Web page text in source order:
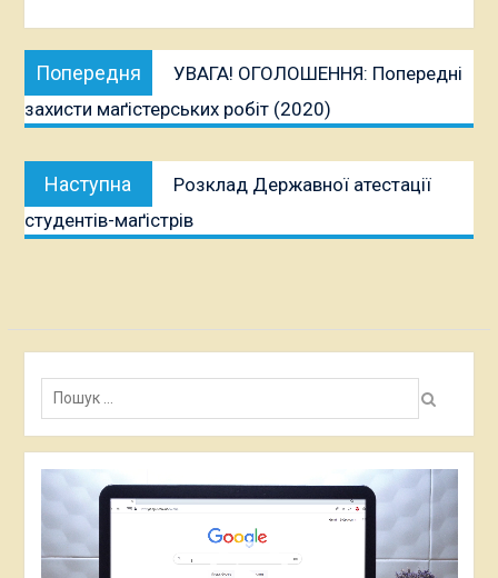
Навігація
записів
Попередня
публікація:
УВАГА! ОГОЛОШЕННЯ: Попередні
захисти маґістерських робіт (2020)
Наступна
публікація:
Розклад Державної атестації
студентів-маґістрів
Пошук: